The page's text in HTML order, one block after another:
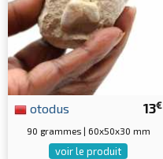
13€
otodus
90 grammes | 60x50x30 mm
voir le produit